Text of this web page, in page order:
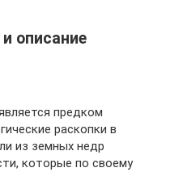
описание
предком
раскопки в
из земных недр
которые по своему